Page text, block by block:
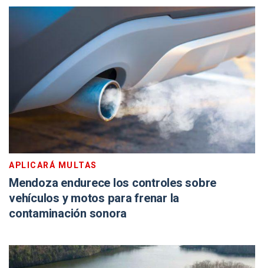
APLICARÁ MULTAS
Mendoza endurece los controles sobre
vehículos y motos para frenar la
contaminación sonora